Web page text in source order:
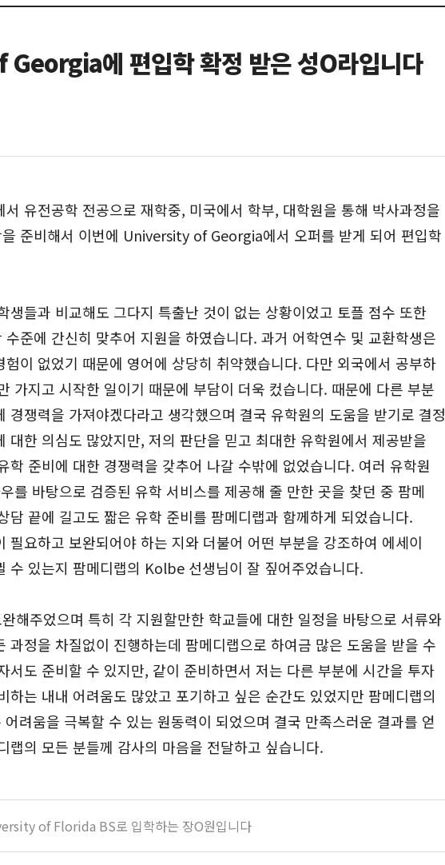
에 편입학 확정 받은 성O라입니다
유전공학 전공으로 재학중, 미국에서 학부, 대학원을 통해 박사과정을
준비해서 이번에 University of Georgia에서 오퍼를 받게 되어 편입학
생들과 비교해도 그다지 특출난 것이 없는 상황이었고 토플 점수 또한
준에 간신히 맞추어 지원을 하였습니다. 과거 어학연수 및 교환학생은
이 없었기 때문에 영어에 상당히 취약했습니다. 다만 외국에서 공부하
가지고 시작한 일이기 때문에 부담이 더욱 컸습니다. 때문에 다른 부분
경쟁력을 가져야겠다라고 생각했으며 결국 유학원의 도움을 받기로 결정
대한 의심도 많았지만, 저의 판단을 믿고 최대한 유학원에서 제공받을
학 준비에 대한 경쟁력을 갖추어 나갈 수밖에 없었습니다. 여러 유학원
를 바탕으로 검증된 유학 서비스를 제공해 줄 만한 곳을 찾던 중 팜메
담 끝에 길고도 짧은 유학 준비를 팜메디랩과 함께하게 되었습니다.
필요하고 보완되어야 하는 지와 더불어 어떤 부분을 강조하여 에세이
수 있는지 팜메디랩의 Kolbe 선생님이 잘 짚어주었습니다.
해주었으며 특히 각 지원할만한 학교들에 대한 일정을 바탕으로 서류와
과정을 차질없이 진행하는데 팜메디랩으로 하여금 많은 도움을 받을 수
서도 준비할 수 있지만, 같이 준비하면서 저는 다른 부분에 시간을 투자
하는 내내 어려움도 많았고 포기하고 싶은 순간도 있었지만 팜메디랩의
려움을 극복할 수 있는 원동력이 되었으며 결국 만족스러운 결과를 얻
랩의 모든 분들께 감사의 마음을 전달하고 싶습니다.
of Florida BS로 입학하는 장O원입니다